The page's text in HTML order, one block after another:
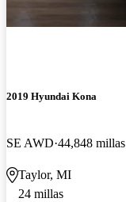
2019 Hyundai Kona
SE AWD 44,848 millas
Taylor, MI
24 millas